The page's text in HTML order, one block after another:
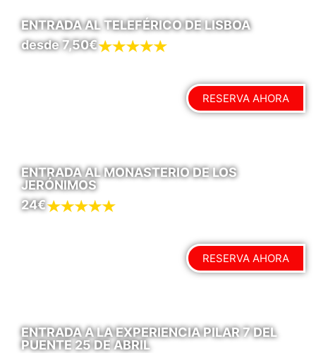
ENTRADA AL TELEFÉRICO DE LISBOA
desde 7,50€
RESERVA AHORA
ENTRADA AL MONASTERIO DE LOS
JERÓNIMOS
24€
RESERVA AHORA
ENTRADA A LA EXPERIENCIA PILAR 7 DEL
PUENTE 25 DE ABRIL